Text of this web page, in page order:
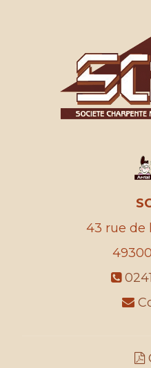
43 rue de
49300